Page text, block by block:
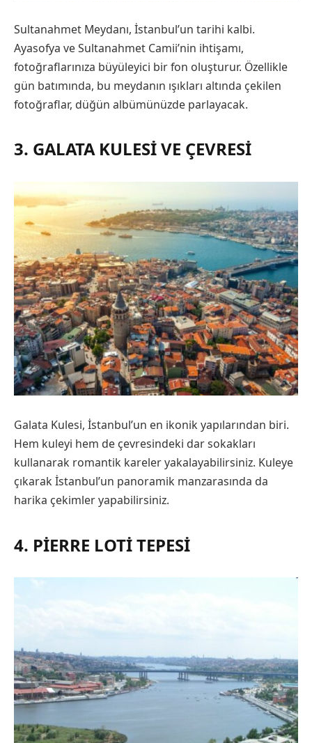
Sultanahmet Meydanı, İstanbul’un tarihi kalbi.
Ayasofya ve Sultanahmet Camii’nin ihtişamı,
fotoğraflarınıza büyüleyici bir fon oluşturur. Özellikle
gün batımında, bu meydanın ışıkları altında çekilen
fotoğraflar, düğün albümünüzde parlayacak.
3. GALATA KULESI VE ÇEVRESI
Galata Kulesi, İstanbul’un en ikonik yapılarından biri.
Hem kuleyi hem de çevresindeki dar sokakları
kullanarak romantik kareler yakalayabilirsiniz. Kuleye
çıkarak İstanbul’un panoramik manzarasında da
harika çekimler yapabilirsiniz.
4. PIERRE LOTI TEPESI